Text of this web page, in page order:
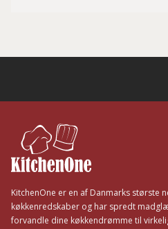
KitchenOne er en af Danmarks største
køkkenredskaber og har spredt
forvandle dine køkkendrømme til